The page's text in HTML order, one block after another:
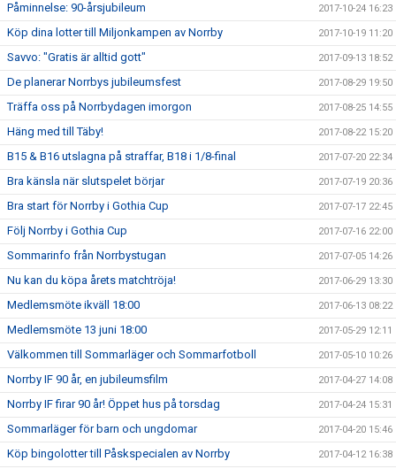
Påminnelse: 90-årsjubileum 2017-10-24 16:23
Köp dina lotter till Miljonkampen av Norrby 2017-10-19 11:20
Savvo: "Gratis är alltid gott" 2017-09-13 18:52
De planerar Norrbys jubileumsfest 2017-08-29 19:50
Träffa oss på Norrbydagen imorgon 2017-08-25 14:55
Häng med till Täby! 2017-08-22 15:20
B15 & B16 utslagna på straffar, B18 i 1/8-final 2017-07-20 22:34
Bra känsla när slutspelet börjar 2017-07-19 20:36
Bra start för Norrby i Gothia Cup 2017-07-17 22:45
Följ Norrby i Gothia Cup 2017-07-16 22:00
Sommarinfo från Norrbystugan 2017-07-05 14:26
Nu kan du köpa årets matchtröja! 2017-06-29 13:30
Medlemsmöte ikväll 18:00 2017-06-13 08:22
Medlemsmöte 13 juni 18:00 2017-05-29 12:11
Välkommen till Sommarläger och Sommarfotboll 2017-05-10 10:26
Norrby IF 90 år, en jubileumsfilm 2017-04-27 14:08
Norrby IF firar 90 år! Öppet hus på torsdag 2017-04-24 15:31
Sommarläger för barn och ungdomar 2017-04-20 15:46
Köp bingolotter till Påskspecialen av Norrby 2017-04-12 16:38